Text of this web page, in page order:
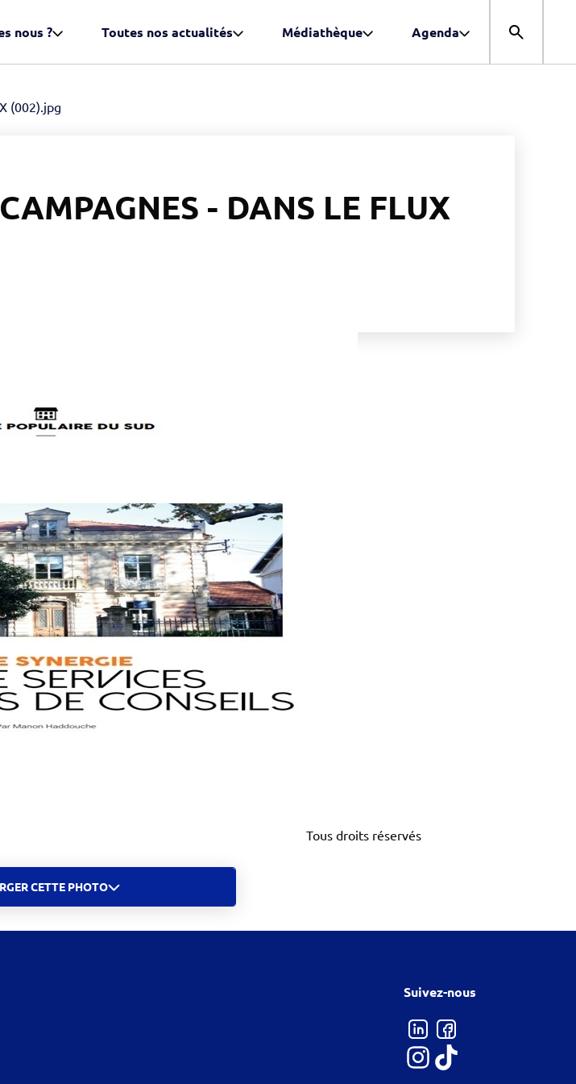
Ouvrir la
nous ? Toutes nos actualités Médiathèque Agenda
(002).jpg
- DANS LE FLUX
Tous droits réservés
CETTE PHOTO
Suivez-nous